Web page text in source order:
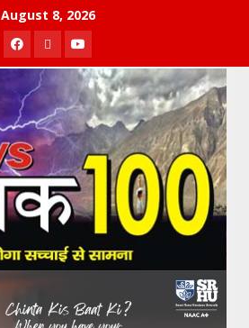
August 8, 2026
Facebook
TwitterYoutube